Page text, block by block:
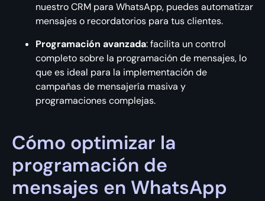
nuestro CRM para WhatsApp, puedes automatizar
mensajes o recordatorios para tus clientes.
Programación avanzada: facilita un control
completo sobre la programación de mensajes, lo
que es ideal para la implementación de
campañas de mensajería masiva y
programaciones complejas.
Cómo optimizar la
programación de
mensajes en WhatsApp